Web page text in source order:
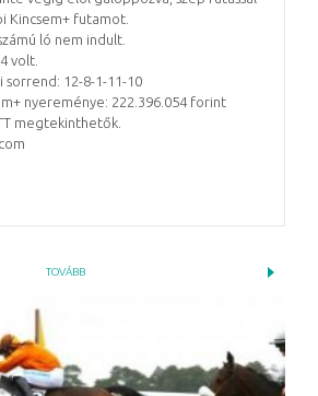
Kincsem+ futamot.
ló nem indult.
volt.
sorrend: 12-8-1-11-10
nyereménye: 222.396.054 forint
megtekinthetők.
TOVÁBB